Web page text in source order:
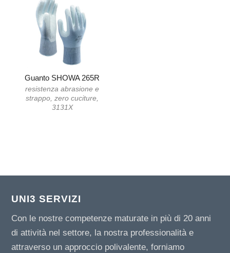
Guanto SHOWA 265R
resistenza abrasione e
strappo, zero cuciture,
3131X
UNI3 SERVIZI
Con le nostre competenze maturate in più di 20 anni
di attività nel settore, la nostra professionalità e
attraverso un approccio polivalente, forniamo